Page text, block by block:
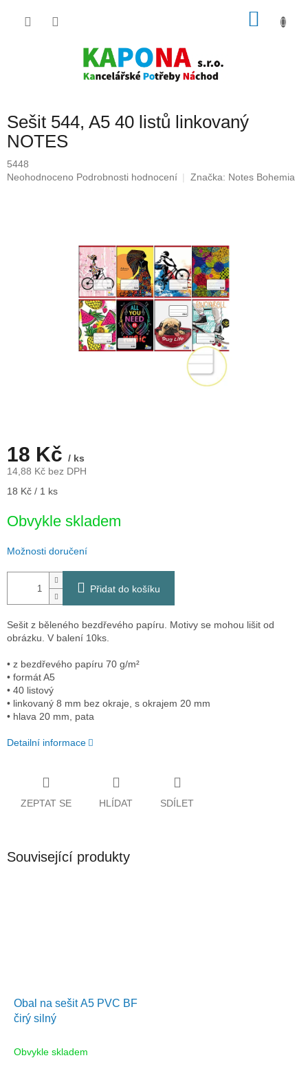
Sešit 544, A5 40 listů linkovaný
NOTES
5448
Průměrné
Neohodnoceno Podrobnosti hodnocení Značka: Notes Bohemia
18 Kč / ks
14,88 Kč bez DPH
Měrná
18 Kč / 1 ks
Obvykle skladem
Možnosti doručení
Přidat do košíku
Sešit z běleného bezdřevého papíru. Motivy se mohou lišit od
obrázku. V balení 10ks.
• z bezdřevého papíru 70 g/m²
• formát A5
• 40 listový
• linkovaný 8 mm bez okraje, s okrajem 20 mm
• hlava 20 mm, pata
Detailní informace
ZEPTAT SE HLÍDAT SDÍLET
Související produkty
Obal na sešit A5 PVC BF
čirý silný
Obvykle skladem